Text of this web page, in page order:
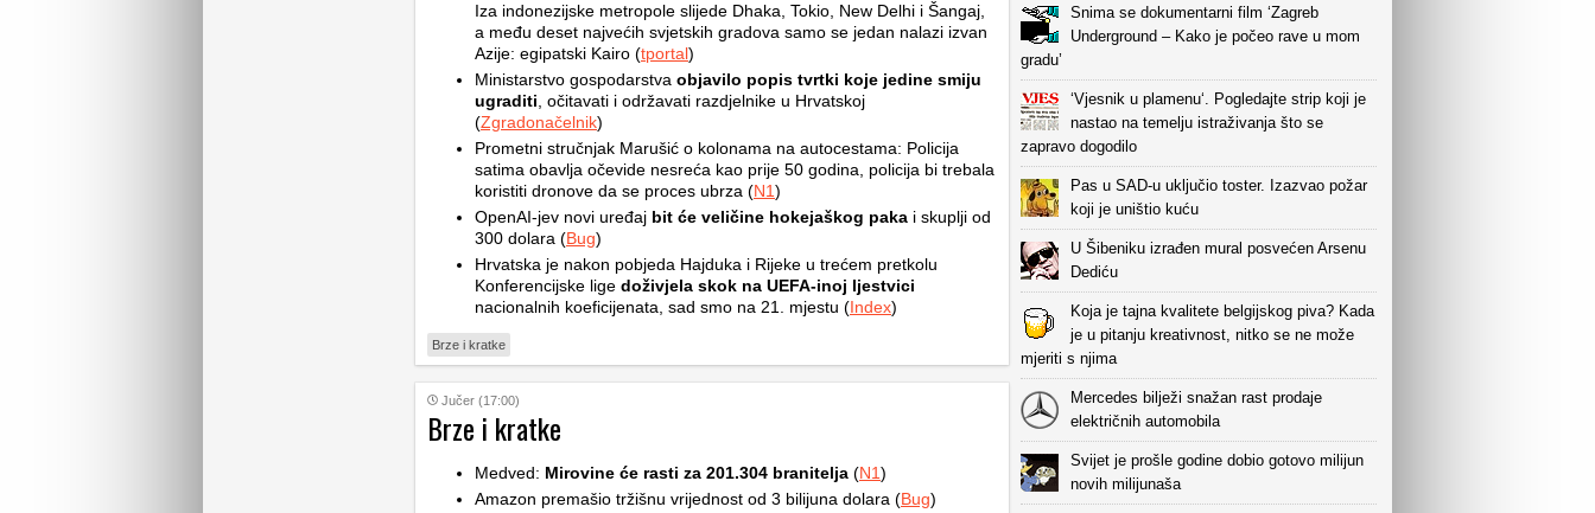
Iza indonezijske metropole slijede Dhaka, Tokio, New Delhi i Šangaj,
a među deset najvećih svjetskih gradova samo se jedan nalazi izvan
Azije: egipatski Kairo (tportal)
Ministarstvo gospodarstva objavilo popis tvrtki koje jedine smiju
ugraditi , očitavati i održavati razdjelnike u Hrvatskoj
(Zgradonačelnik)
Prometni stručnjak Marušić o kolonama na autocestama: Policija
satima obavlja očevide nesreća kao prije 50 godina, policija bi trebala
koristiti dronove da se proces ubrza (N1)
OpenAI-jev novi uređaj bit će veličine hokejaškog paka i skuplji od
300 dolara (Bug)
Hrvatska je nakon pobjeda Hajduka i Rijeke u trećem pretkolu
Konferencijske lige doživjela skok na UEFA-inoj ljestvici
nacionalnih koeficijenata, sad smo na 21. mjestu (Index)
Brze i kratke
Jučer (17:00)
Brze i kratke
Medved: Mirovine će rasti za 201.304 branitelja (N1)
Amazon premašio tržišnu vrijednost od 3 bilijuna dolara (Bug)
Snima se dokumentarni film ‘Zagreb
Underground – Kako je počeo rave u mom
gradu’
‘Vjesnik u plamenu‘. Pogledajte strip koji je
nastao na temelju istraživanja što se
zapravo dogodilo
Pas u SAD-u uključio toster. Izazvao požar
koji je uništio kuću
U Šibeniku izrađen mural posvećen Arsenu
Dediću
Koja je tajna kvalitete belgijskog piva? Kada
je u pitanju kreativnost, nitko se ne može
mjeriti s njima
Mercedes bilježi snažan rast prodaje
električnih automobila
Svijet je prošle godine dobio gotovo milijun
novih milijunaša